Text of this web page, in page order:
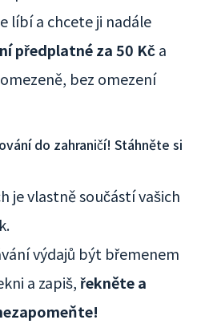
líbí a chcete ji nadále
předplatné za 50 Kča
bez omezení
do zahraničí! Stáhněte si
je vlastně součástí vašich
výdajů být břemenem
a zapiš,řekněte a